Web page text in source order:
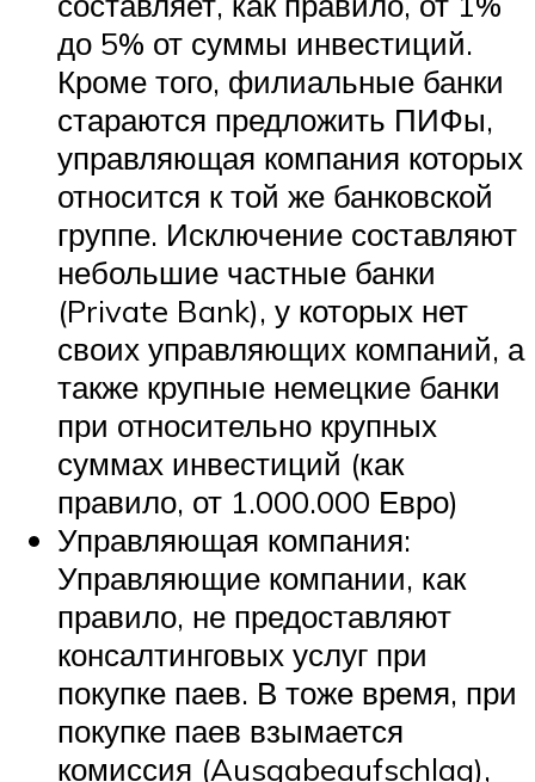
до 5% от суммы инвестиций.
Кроме того, филиальные банки
стараются предложить ПИФы,
управляющая компания которых
относится к той же банковской
группе. Исключение составляют
небольшие частные банки
(Private Bank), у которых нет
своих управляющих компаний, а
также крупные немецкие банки
при относительно крупных
суммах инвестиций (как
правило, от 1.000.000 Евро)
Управляющая компания:
Управляющие компании, как
правило, не предоставляют
консалтинговых услуг при
покупке паев. В тоже время, при
покупке паев взымается
комиссия (Ausgabeaufschlag),